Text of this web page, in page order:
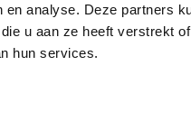
en analyse. Deze partners
u aan ze heeft verstrekt
hun services.
0344-612976
u vragen heeft of een